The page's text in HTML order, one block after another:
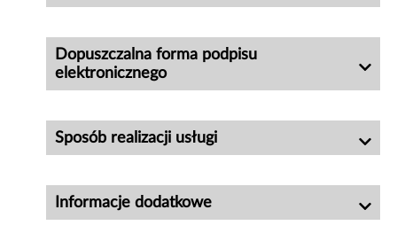
Dopuszczalna forma podpisu
elektronicznego
Sposób realizacji usługi
Informacje dodatkowe